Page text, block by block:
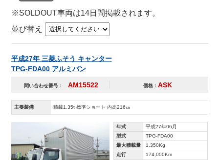
※SOLDOUT車両は14日間掲載されます。
並び替え
平成27年 三菱ふそう キャンター
TPG-FDA00 アルミバン
問い合わせ番号： AM15522 価格： ASK
主要装備 積載1.35t 標準ショート 内高216㎝
年式
平成27年06月
型式
TPG-FDA00
最大積載量
1,350Kg
走行
174,000Km